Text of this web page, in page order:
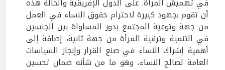
أن تقوم بجهود كبيرة لاحترام حقوق النساء في العمل
من جهة وتوعية المجتمع بدور المساواة بين الجنسين
في التنمية وترقية المرأة من جهة ثانية، إضافة إلى
أهمية إشراك النساء في صنع القرار وإنجاز السياسات
العامة لصالح النساء، وهو ما من شأنه ضمان تحسين